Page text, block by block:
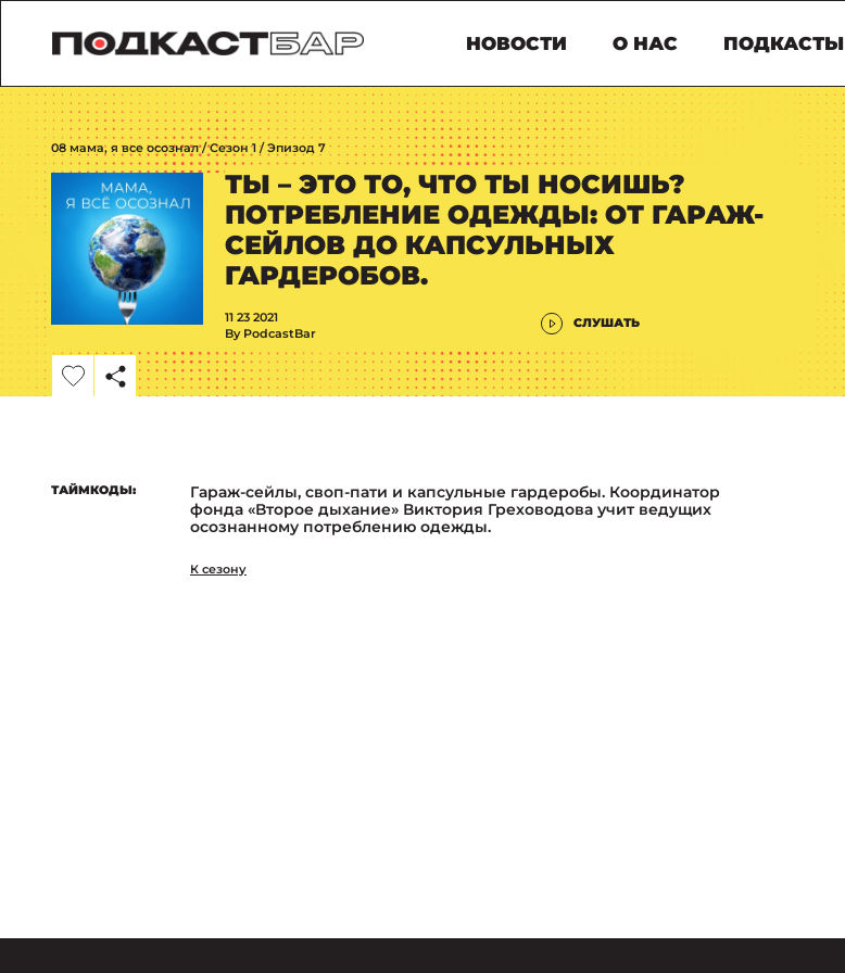
НОВОСТИ О НАС ПОДКАСТЫ
08 мама, я все осознал / Сезон 1 / Эпизод 7
СЛУШАТЬ
11 23 2021
By PodcastBar
ТЫ – ЭТО ТО, ЧТО ТЫ НОСИШЬ?
ПОТРЕБЛЕНИЕ ОДЕЖДЫ: ОТ ГАРАЖ-
СЕЙЛОВ ДО КАПСУЛЬНЫХ
ГАРДЕРОБОВ.
ТАЙМКОДЫ:
Гараж-сейлы, своп-пати и капсульные гардеробы. Координатор
фонда «Второе дыхание» Виктория Греховодова учит ведущих
осознанному потреблению одежды.
К сезону